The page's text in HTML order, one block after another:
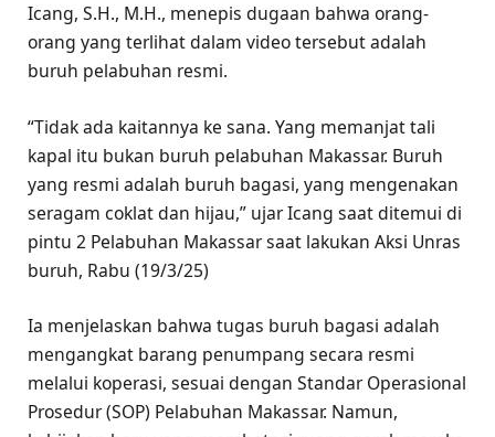
Icang, S.H., M.H., menepis dugaan bahwa orang-
orang yang terlihat dalam video tersebut adalah
buruh pelabuhan resmi.
“Tidak ada kaitannya ke sana. Yang memanjat tali
kapal itu bukan buruh pelabuhan Makassar. Buruh
yang resmi adalah buruh bagasi, yang mengenakan
seragam coklat dan hijau,” ujar Icang saat ditemui di
pintu 2 Pelabuhan Makassar saat lakukan Aksi Unras
buruh, Rabu (19/3/25)
Ia menjelaskan bahwa tugas buruh bagasi adalah
mengangkat barang penumpang secara resmi
melalui koperasi, sesuai dengan Standar Operasional
Prosedur (SOP) Pelabuhan Makassar. Namun,